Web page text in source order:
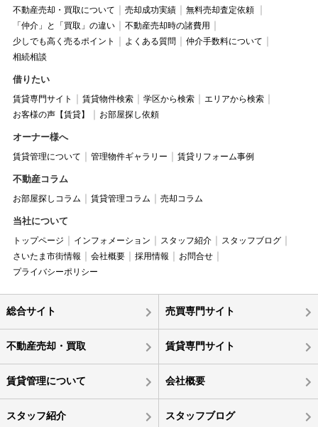
不動産売却・買取について 売却成功実績
無料売却査定依頼
「仲介」と「買取」の違い
不動産売却時の諸費用
少しでも高く売るポイント
よくある質問
仲介手数料について
相続相談
借りたい
賃貸専門サイト 賃貸物件検索 学区から検索
エリアから検索
お客様の声【賃貸】
お部屋探し依頼
オーナー様へ
賃貸管理について 管理物件ギャラリー 賃貸リフォーム事例
不動産コラム
お部屋探しコラム 賃貸管理コラム 売却コラム
当社について
トップページ インフォメーション スタッフ紹介
スタッフブログ
さいたま市街情報
会社概要 採用情報
お問合せ
プライバシーポリシー
総合サイト 売買専門サイト
不動産売却・買取 賃貸専門サイト
賃貸管理について 会社概要
スタッフ紹介 スタッフブログ